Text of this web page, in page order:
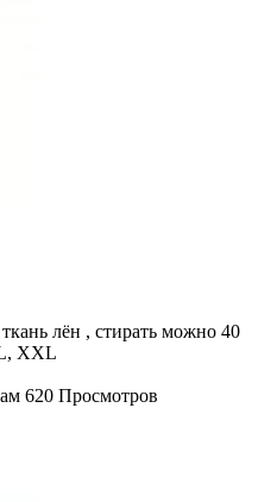
лён , стирать можно 40
XXL
620 Просмотров